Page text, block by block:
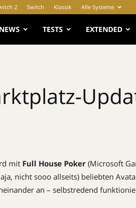
2 Switch Klassik Alle Systeme
NEWS TESTS EXTENDED
mit Full House Poker (Microsoft
nicht sooo allseits) beliebten
an – selbstredend